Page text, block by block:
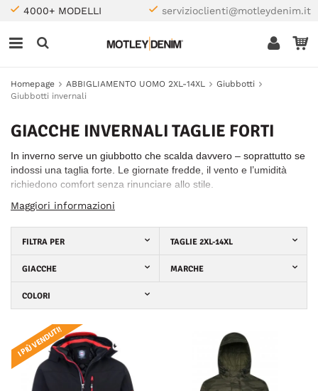
4000+ MODELLI servizioclienti@motleydenim.it
Homepage ABBIGLIAMENTO UOMO 2XL-14XL
Giubbotti
Giubbotti invernali
GIACCHE INVERNALI TAGLIE FORTI
In inverno serve un giubbotto che scalda davvero – soprattutto se
indossi una taglia forte. Le giornate fredde, il vento e l’umidità
richiedono comfort senza rinunciare allo stile.
Da Motley Denim trovi giacche invernali dalla 2XL alla 8XL – ben
Maggiori informazioni
FILTRA PER TAGLIE 2XL-14XL
GIACCHE MARCHE
COLORI
I PIÙ VENDUTI!